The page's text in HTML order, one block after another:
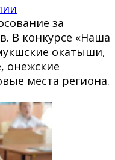
за
В конкурсе «Наша
окатыши,
онежские
места региона.